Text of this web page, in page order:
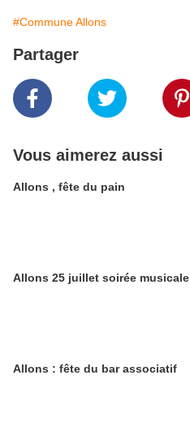
#Commune Allons
Partager
Vous aimerez aussi
Allons , fête du pain
Allons 25 juillet soirée musicale
Allons : fête du bar associatif